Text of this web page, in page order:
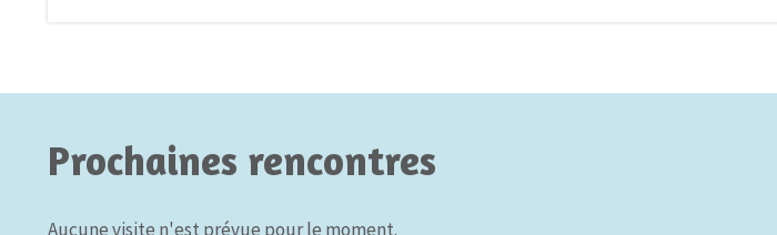
Prochaines rencontres
Aucune visite n'est prévue pour le moment.